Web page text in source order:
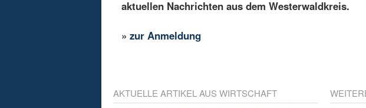
aktuellen Nachrichten aus dem Westerwaldkreis.
»zur Anmeldung
AKTUELLE ARTIKEL AUS WIRTSCHAFT